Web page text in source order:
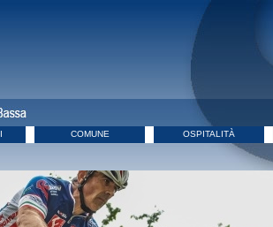
COMUNE OSPITALITÀ